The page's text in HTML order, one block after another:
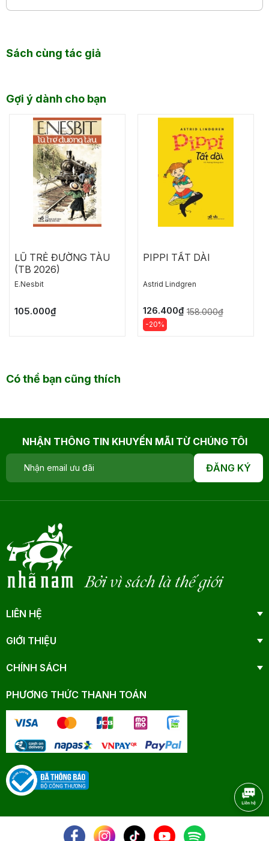
Sách cùng tác giả
Gợi ý dành cho bạn
LŨ TRẺ ĐƯỜNG TÀU
(TB 2026)
E.Nesbit
105.000₫
PIPPI TẤT DÀI
Astrid Lindgren
126.400₫ 158.000₫
-20%
Có thể bạn cũng thích
NHẬN THÔNG TIN KHUYẾN MÃI TỪ CHÚNG TÔI
ĐĂNG KÝ
Bởi vì sách là thế giới
LIÊN HỆ
GIỚI THIỆU
CHÍNH SÁCH
PHƯƠNG THỨC THANH TOÁN